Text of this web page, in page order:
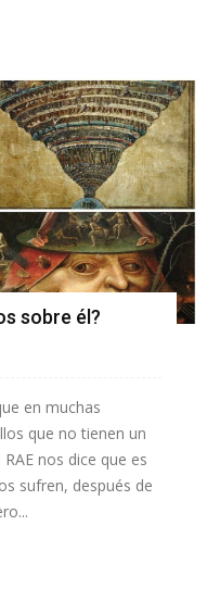
sobre él?
en muchas
que no tienen un
nos dice que es
sufren, después de